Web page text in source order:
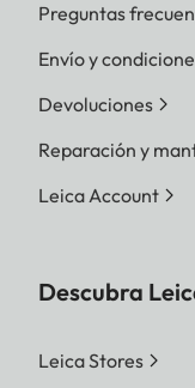
Preguntas
Envío y
Devoluciones
Reparación y
Leica Account
Descubra
Leica Stores